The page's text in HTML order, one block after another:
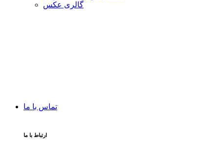
گالری عکس
تماس با ما
ارتباط با ما